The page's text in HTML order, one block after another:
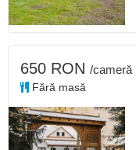
650 RON /cameră
Fără masă